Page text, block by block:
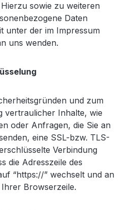
sowie zu weiteren
Daten
unter der im Impressum
uns wenden.
und zum
vertraulicher Inhalte, wie
oder Anfragen, die Sie an
eine SSL-bzw. TLS-
Verbindung
die Adresszeile des
“https://” wechselt und an
Browserzeile.